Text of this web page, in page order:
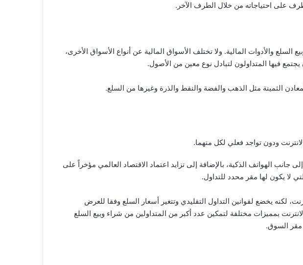
على احتياجاته من خلال الطرف الآخر.
والأدوات المالية. ولا تختلف الأسواق المالية عن أنواع الأسواق الأخرى،
فيها المتداولون لتبادل نوع معين من الأصول.
الثمينة مثل الذهب والفضة والنفط والذرة وغيرها من السلع.
ودون تواجد فعلي لكل منهما.
جانب الهواتف الذكية، بالإضافة إلى تزايد اعتماد الاقتصاد العالمي مؤخراً على
لكنه يخضع لقوانين التداول التقليدي وتتغير أسعار السلع وفقا للعرض
بمميزات مختلفة لتمكين عدد أكبر من المتداولين من شراء وبيع السلع
مقر السوق.